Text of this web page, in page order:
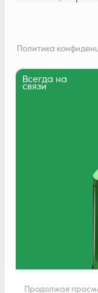
Продолжая
Политика
Всегда на
связи